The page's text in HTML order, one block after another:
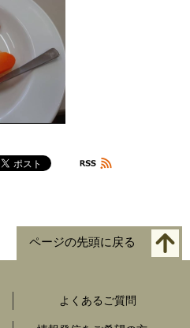
ページの先頭に戻る
よくあるご質問